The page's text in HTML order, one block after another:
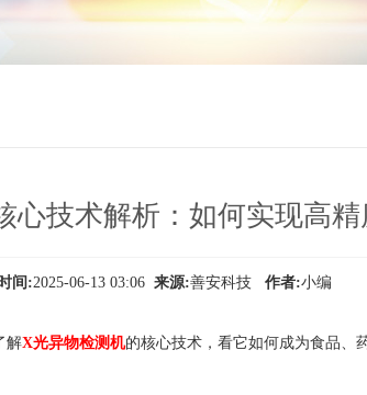
心技术解析：如何实现高精
间:2025-06-13 03:06 来源:善安科技 作者:小编
解X光异物检测机的核心技术，看它如何成为食品、